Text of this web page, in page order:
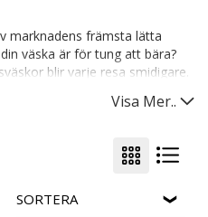
marknadens främsta lätta
väska är för tung att bära?
blir varje resa smidigare.
hittar du lätta kabinväskor,
oavsett var du ska.
Visa Mer..
SORTERA